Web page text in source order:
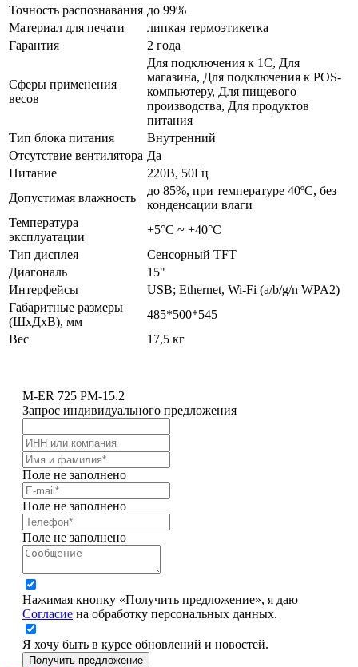
Точность распознавания до 99%
Материал для печати
липкая термоэтикетка
Гарантия
2 года
Сферы применения
весов
Для подключения к 1С, Для
магазина, Для подключения к POS-
компьютеру, Для пищевого
производства, Для продуктов
питания
Тип блока питания
Внутренний
Отсутствие вентилятора Да
Питание
220В, 50Гц
Допустимая влажность
до 85%, при температуре 40ºС, без
конденсации влаги
Температура
эксплуатации
+5°С ~ +40°С
Тип дисплея
Сенсорный TFT
Диагональ
15"
Интерфейсы
USB; Ethernet, Wi-Fi (a/b/g/n WPA2)
Габаритные размеры
(ШхДхВ), мм
485*500*545
Вес
17,5 кг
M-ER 725 PM-15.2
Запрос индивидуального предложения
Поле не заполнено
Поле не заполнено
Поле не заполнено
Нажимая кнопку «Получить предложение», я даю
Согласие на обработку персональных данных.
Я хочу быть в курсе обновлений и новостей.
Получить предложение